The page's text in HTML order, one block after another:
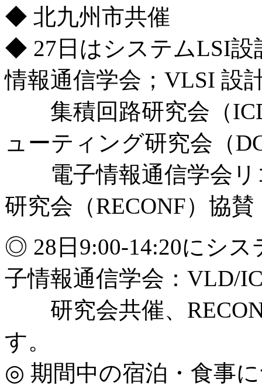
◆ 北九州市共催
◆ 27日はシステムLSI設
情報通信学会；VLSI 設
集積回路研究会（
ューティング研究会（
電子情報通信学会リ
研究会（RECONF）協賛
◎ 28日9:00-14:20にシ
子情報通信学会：VLD/
研究会共催、
す。
◎ 期間中の宿泊・食事